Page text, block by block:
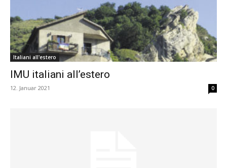
Italiani all'estero
IMU italiani all’estero
12. Januar 2021 0